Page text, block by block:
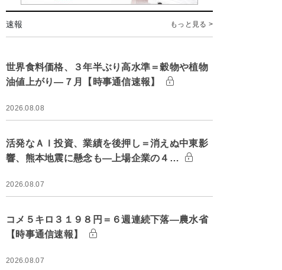
速報 もっと見る >
世界食料価格、３年半ぶり高水準＝穀物や植物
油値上がり―７月【時事通信速報】
2026.08.08
活発なＡＩ投資、業績を後押し＝消えぬ中東影
響、熊本地震に懸念も―上場企業の４…
2026.08.07
コメ５キロ３１９８円＝６週連続下落―農水省
【時事通信速報】
2026.08.07